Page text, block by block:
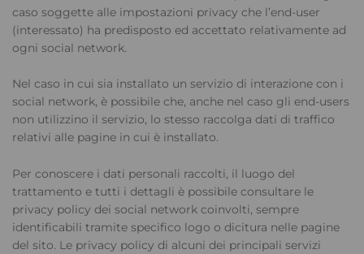
caso soggette alle impostazioni privacy che l’end-user
(interessato) ha predisposto ed accettato relativamente ad
ogni social network.
Nel caso in cui sia installato un servizio di interazione con i
social network, è possibile che, anche nel caso gli end-users
non utilizzino il servizio, lo stesso raccolga dati di traffico
relativi alle pagine in cui è installato.
Per conoscere i dati personali raccolti, il luogo del
trattamento e tutti i dettagli è possibile consultare le
privacy policy dei social network coinvolti, sempre
identificabili tramite specifico logo o dicitura nelle pagine
del sito. Le privacy policy di alcuni dei principali servizi